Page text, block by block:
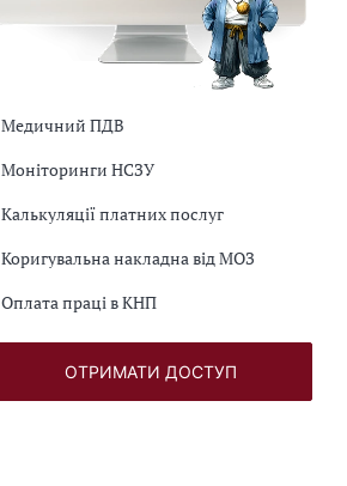
Медичний ПДВ
Моніторинги НСЗУ
Калькуляції платних послуг
Коригувальна накладна від МОЗ
Оплата праці в КНП
ОТРИМАТИ ДОСТУП